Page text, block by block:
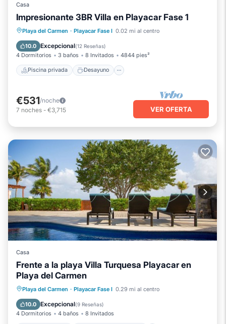
Casa
Impresionante 3BR Villa en Playacar Fase 1
Playa del Carmen · Playacar Fase I 0.02 mi al centro
10.0 Excepcional(12 Reseñas)
4 Dormitorios 3 baños 8 Invitados 4844 pies²
Piscina privada Desayuno
Piscina privada
Desayuno
Aparcamiento
€531/noche
7 noches - €3,715 VER OFERTA
Casa
Frente a la playa Villa Turquesa Playacar en
Playa del Carmen
Playa del Carmen · Playacar Fase I 0.29 mi al centro
10.0 Excepcional(9 Reseñas)
4 Dormitorios 4 baños 8 Invitados
Piscina privada
Bañera de hidromasaje
Aparcamiento